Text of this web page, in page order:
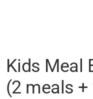
Kids Meal
(2 meals